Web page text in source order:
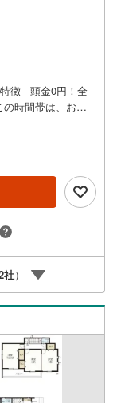
徴---頭金0円！全
時間帯は、お電
現地を見学する］
望の方は 「ご要
い！物件情報だ
たします。写真で
ひ現地で実際にご
な千葉駅より徒歩
ランニングのご
ないこと、不安な
ッフがご納得い
す。その他ご希
聞かせくださ
社）